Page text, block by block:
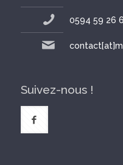
0594 59 26
Suivez-nous !